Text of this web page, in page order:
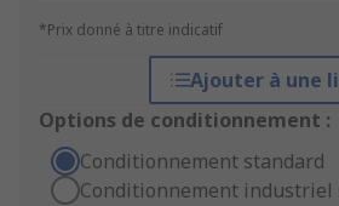
*Prix donné à titre indicatif
Ajouter à une
Options de conditionnement :
Conditionnement standard
Conditionnement industriel